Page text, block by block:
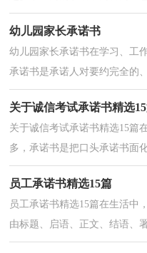
的呢？下面是小编整理的关于
幼儿园家长承诺书
幼儿园家长承诺书在学习、工
承诺书是承诺人对要约完全的
你写承诺书时总是没有文字可
关于诚信考试承诺书精选
关于诚信考试承诺书精选15篇
多，承诺书是把口头承诺书面
是怎么写的呢？下面是小编为
员工承诺书精选15篇
员工承诺书精选15篇在生活中
由标题、启语、正文、结语、
承诺书呢？下面是小编为大家